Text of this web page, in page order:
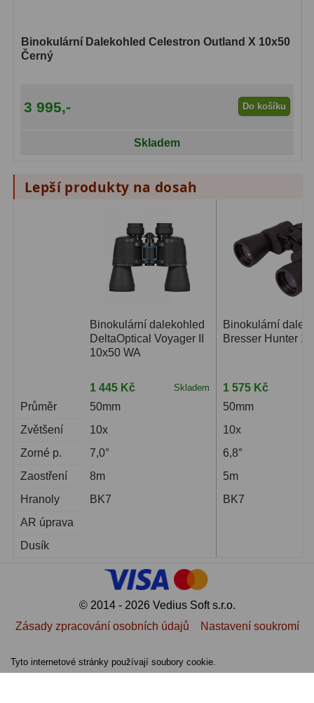
Binokulární Dalekohled Celestron Outland X 10x50
Černý
3 995,- Do košíku
Skladem
Lepší produkty na dosah
Průměr
Zvětšení
Zorné p.
Zaostření
Hranoly
AR úprava
Dusík
Binokulární dalekohled
DeltaOptical Voyager II
10x50 WA
1 445 Kč Skladem
50mm
10x
7,0°
8m
BK7
Binokulární
Bresser Hunter
1 575 Kč
50mm
10x
6,8°
5m
BK7
© 2014 - 2026 Vedius Soft s.r.o.
Zásady zpracování osobních údajů
Nastavení soukromí
Tyto internetové stránky používají soubory cookie.